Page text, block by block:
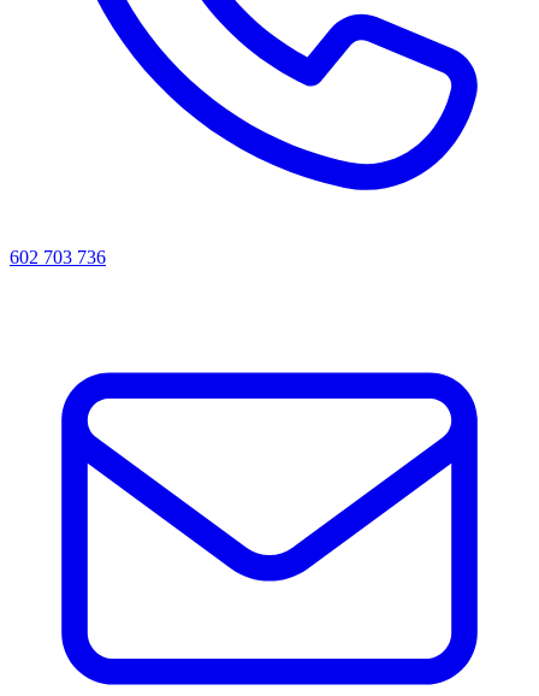
602 703 736